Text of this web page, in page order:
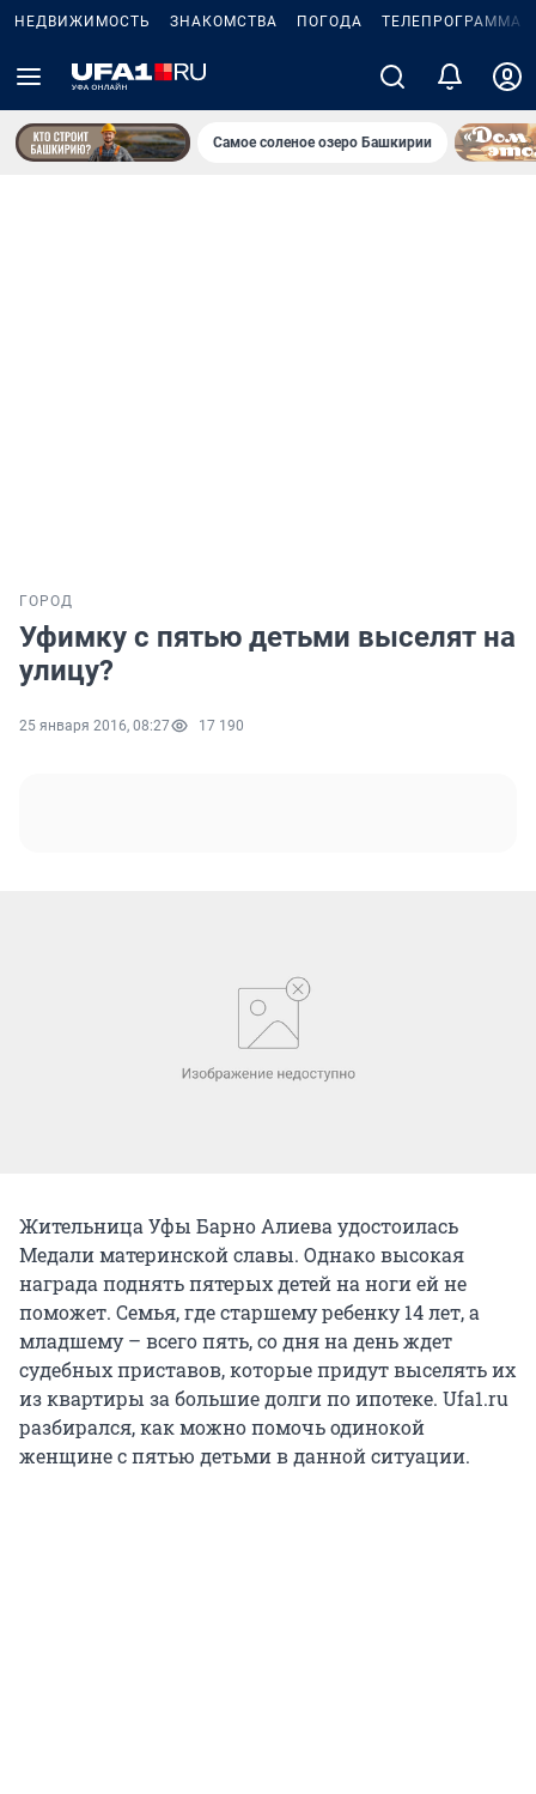
НЕДВИЖИМОСТЬ ЗНАКОМСТВА ПОГОДА ТЕЛЕПРОГРАММА
Самое соленое озеро Башкирии
ГОРОД
Уфимку с пятью детьми выселят на
улицу?
25 января 2016, 08:27 17 190
Жительница Уфы Барно Алиева удостоилась
Медали материнской славы. Однако высокая
награда поднять пятерых детей на ноги ей не
поможет. Семья, где старшему ребенку 14 лет, а
младшему – всего пять, со дня на день ждет
судебных приставов, которые придут выселять их
из квартиры за большие долги по ипотеке. Ufa1.ru
разбирался, как можно помочь одинокой
женщине с пятью детьми в данной ситуации.